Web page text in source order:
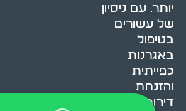
יותר. עם ניסיון
של עשורים
בטיפול
באגרנות
כפייתית
והזנחת
דירות, אנחנו